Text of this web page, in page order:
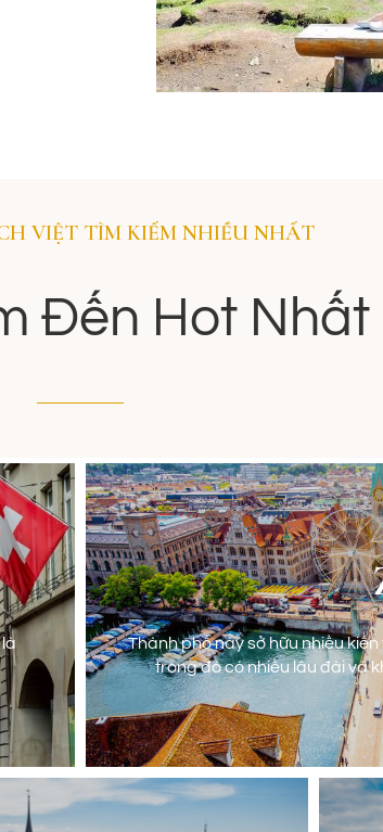
VIỆT TÌM KIẾM NHIỀU NHẤT
Đến Hot Nhất
Thành phố này sở hữu nhiều
trong đó có nhiều lâu đài và